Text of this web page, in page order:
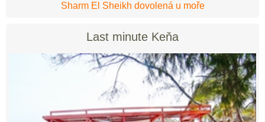
Sharm El Sheikh dovolená u moře
Last minute Keňa